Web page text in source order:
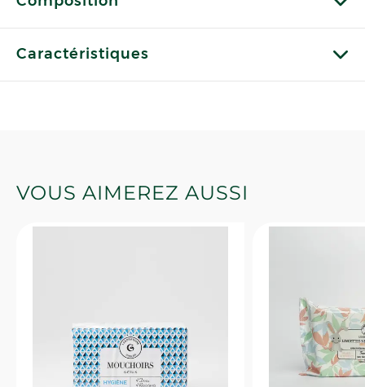
Caractéristiques
VOUS AIMEREZ AUSSI